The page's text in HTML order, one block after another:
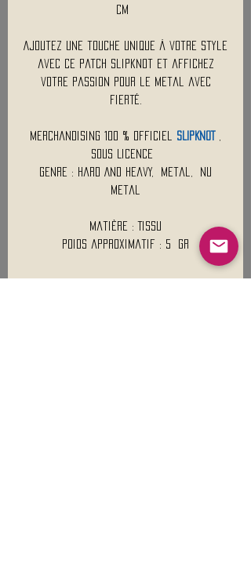
Cm
Ajoutez une touche unique à votre style
avec ce patch Slipknot et affichez
votre passion pour le metal avec
fierté.
Merchandising 100 % Officiel SLIPKNOT
Sous Licence
Genre : Hard And Heavy, Metal, NU
Metal
Matière : Tissu
Poids approximatif : 5 Gr